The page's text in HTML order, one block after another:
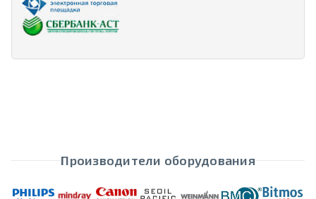
Производители оборудования